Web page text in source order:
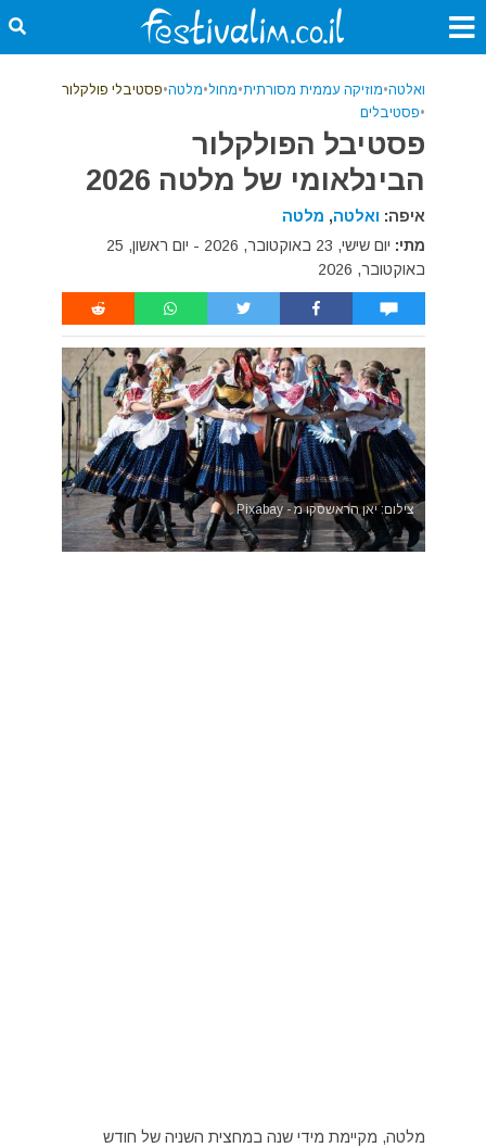
ואלטה•מוזיקה עממית מסורתית•מחול•מלטה•פסטיבלי פולקלור
•פסטיבלים
פסטיבל הפולקלור
הבינלאומי של מלטה 2026
איפה: ואלטה, מלטה
מתי:
יום שישי, 23 באוקטובר, 2026 - יום ראשון, 25
באוקטובר, 2026
צילום: יאן הראשסקו מ - Pixabay
מלטה, מקיימת מידי שנה במחצית השניה של חודש